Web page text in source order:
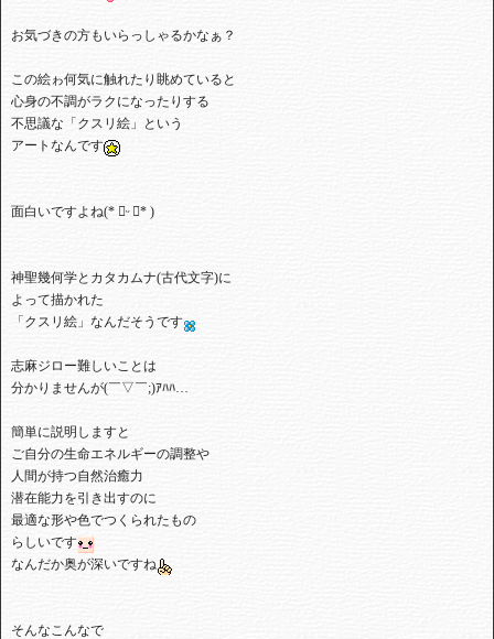
お気づきの方もいらっしゃるかなぁ？
⁡この絵ゎ何気に触れたり眺めていると⁡
⁡⁡心身の不調がラクになったりする⁡
⁡不思議な「クスリ絵」という⁡
⁡アートなんです
⁡面白いですよね(* ॑ᵕ ॑* )⁡
神聖幾何学とカタカムナ(古代文字)に⁡
⁡よって描かれた⁡
⁡「クスリ絵」なんだそうです
⁡⁡志麻ジロー難しいことは⁡
⁡分かりませんが(￣▽￣;)ｱﾊﾊ…
⁡簡単に説明しますと
ご自分の⁡生命エネルギーの調整や⁡
⁡人間が持つ自然治癒力⁡
⁡潜在能力を引き出すのに⁡
⁡最適な形や色でつくられたもの⁡
⁡らしいです
⁡なんだか奥が深いですね
⁡そんなこんなで⁡